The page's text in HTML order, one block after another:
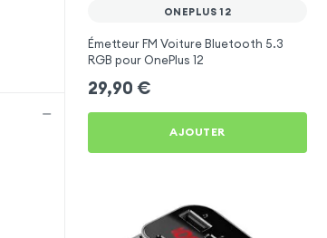
ONEPLUS 12
Émetteur FM Voiture Bluetooth 5.3
RGB pour OnePlus 12
29,90 €
AJOUTER